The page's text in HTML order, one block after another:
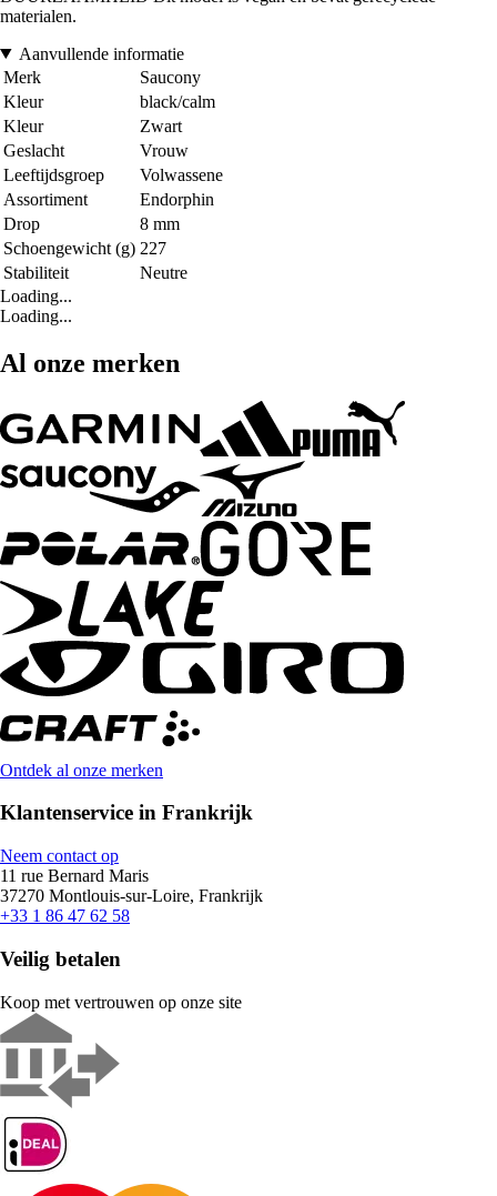
materialen.
Aanvullende informatie
Merk
Saucony
Kleur
black/calm
Kleur
Zwart
Geslacht
Vrouw
Leeftijdsgroep
Volwassene
Assortiment
Endorphin
Drop
8 mm
Schoengewicht (g) 227
Stabiliteit
Neutre
Loading...
Loading...
Al onze merken
Ontdek al onze merken
Klantenservice in Frankrijk
Neem contact op
11 rue Bernard Maris
37270 Montlouis-sur-Loire, Frankrijk
+33 1 86 47 62 58
Veilig betalen
Koop met vertrouwen op onze site